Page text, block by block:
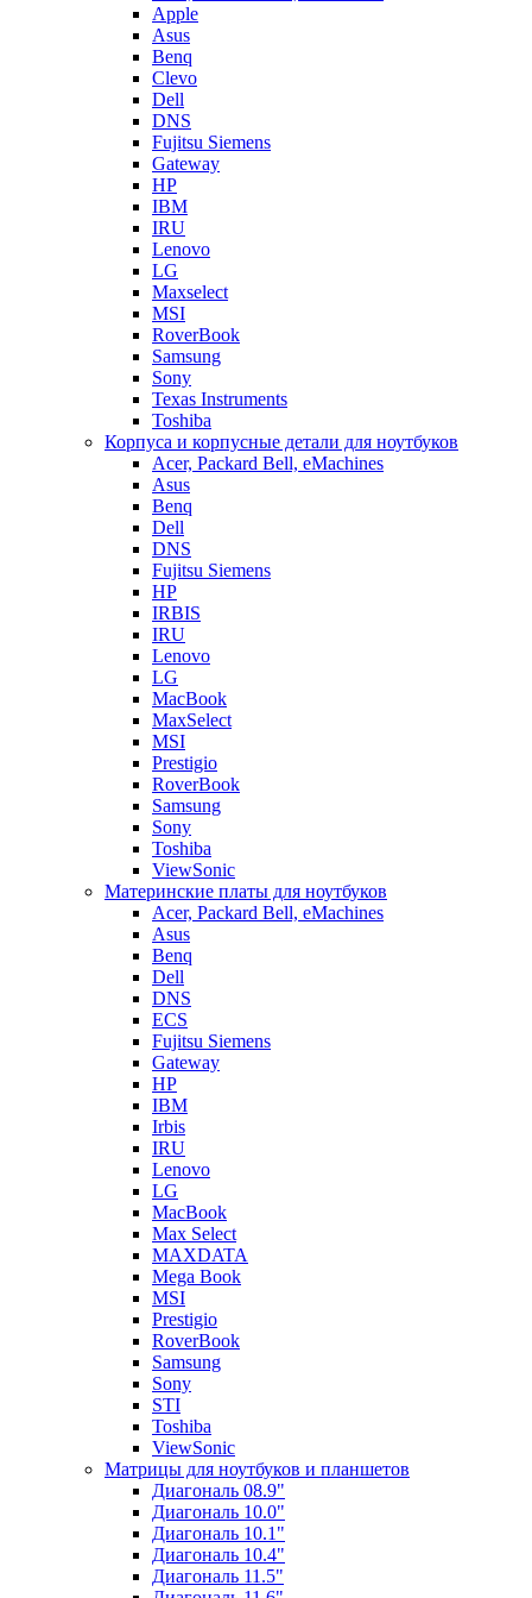
Apple
Asus
Benq
Clevo
Dell
DNS
Fujitsu Siemens
Gateway
HP
IBM
IRU
Lenovo
LG
Maxselect
MSI
RoverBook
Samsung
Sony
Texas Instruments
Toshiba
Корпуса и корпусные детали для ноутбуков
Acer, Packard Bell, eMachines
Asus
Benq
Dell
DNS
Fujitsu Siemens
HP
IRBIS
IRU
Lenovo
LG
MacBook
MaxSelect
MSI
Prestigio
RoverBook
Samsung
Sony
Toshiba
ViewSonic
Материнские платы для ноутбуков
Acer, Packard Bell, eMachines
Asus
Benq
Dell
DNS
ECS
Fujitsu Siemens
Gateway
HP
IBM
Irbis
IRU
Lenovo
LG
MacBook
Max Select
MAXDATA
Mega Book
MSI
Prestigio
RoverBook
Samsung
Sony
STI
Toshiba
ViewSonic
Матрицы для ноутбуков и планшетов
Диагональ 08.9"
Диагональ 10.0"
Диагональ 10.1"
Диагональ 10.4"
Диагональ 11.5"